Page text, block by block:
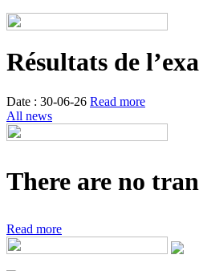
Résultats de
Date : 30-06-26 Read more
All news
There are no
Read more